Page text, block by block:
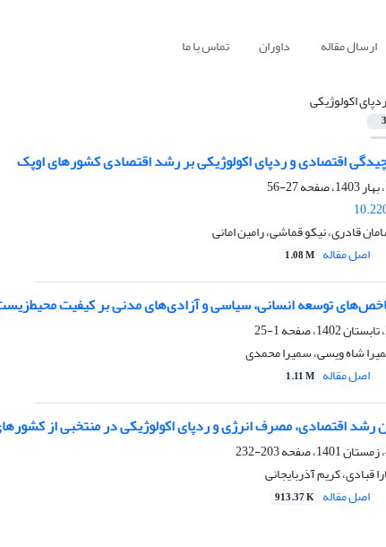
ارسال مقاله داوران تماس با ما
ردپای اکولوژیکی
3
اقتصادی و ردپای اکولوژیکی بر رشد اقتصادی کشورهای اوپک
27-56
قادری، نیکو قماشی، رامین امانی
اصل مقاله 1.08 M
توسعه انسانی، سیاسی و آزادی‌های مدنی بر کیفیت
1-25
شاه ویسی، سمیرا محمدی
اصل مقاله 1.11 M
رشد اقتصادی، مصرف انرژی و ردپای اکولوژیکی در منتخبی از
203-232
قبادی، کریم آذربایجانی
اصل مقاله 913.37 K